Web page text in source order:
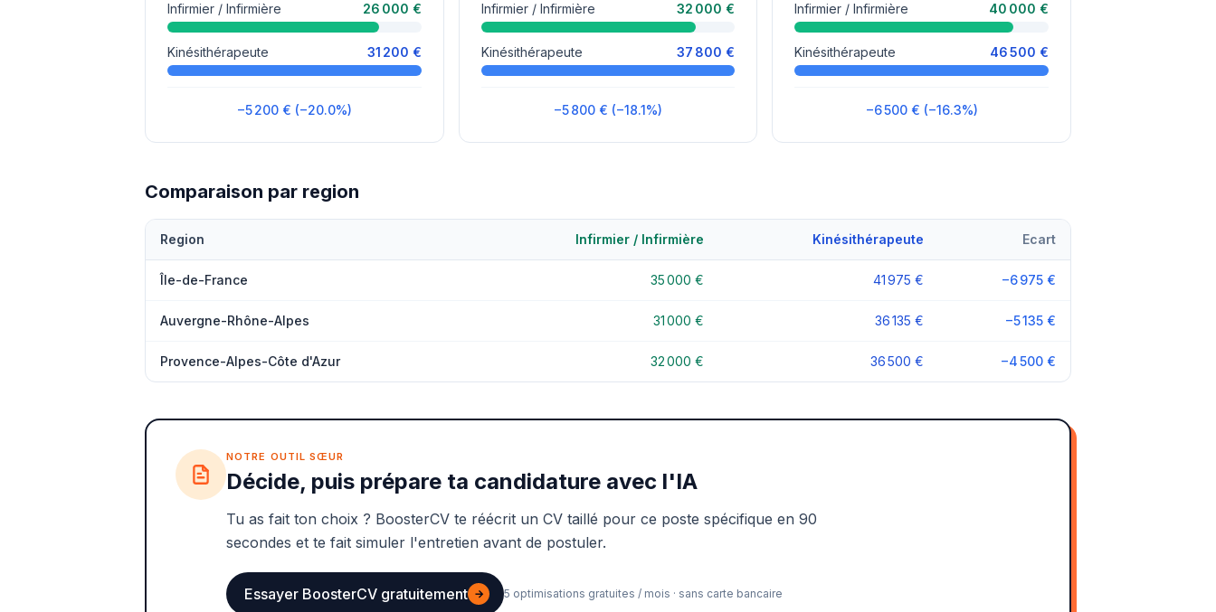
Infirmier / Infirmière 26 000 €
Kinésithérapeute 31 200 €
−5 200 € (−20.0%)
Infirmier / Infirmière 32 000 €
Kinésithérapeute 37 800 €
−5 800 € (−18.1%)
Infirmier / Infirmière 40 000 €
Kinésithérapeute 46 500 €
−6 500 € (−16.3%)
Comparaison par region
Region Infirmier / Infirmière Kinésithérapeute Ecart
Île-de-France 35 000 € 41 975 € −6 975 €
Auvergne-Rhône-Alpes 31 000 € 36 135 € −5 135 €
Provence-Alpes-Côte d'Azur 32 000 € 36 500 € −4 500 €
NOTRE OUTIL SŒUR
Décide, puis prépare ta candidature avec l'IA
Tu as fait ton choix ? BoosterCV te réécrit un CV taillé pour ce poste spécifique en 90
secondes et te fait simuler l'entretien avant de postuler.
Essayer BoosterCV gratuitement → 5 optimisations gratuites / mois · sans carte bancaire